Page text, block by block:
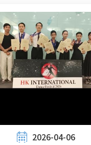
2026-04-06